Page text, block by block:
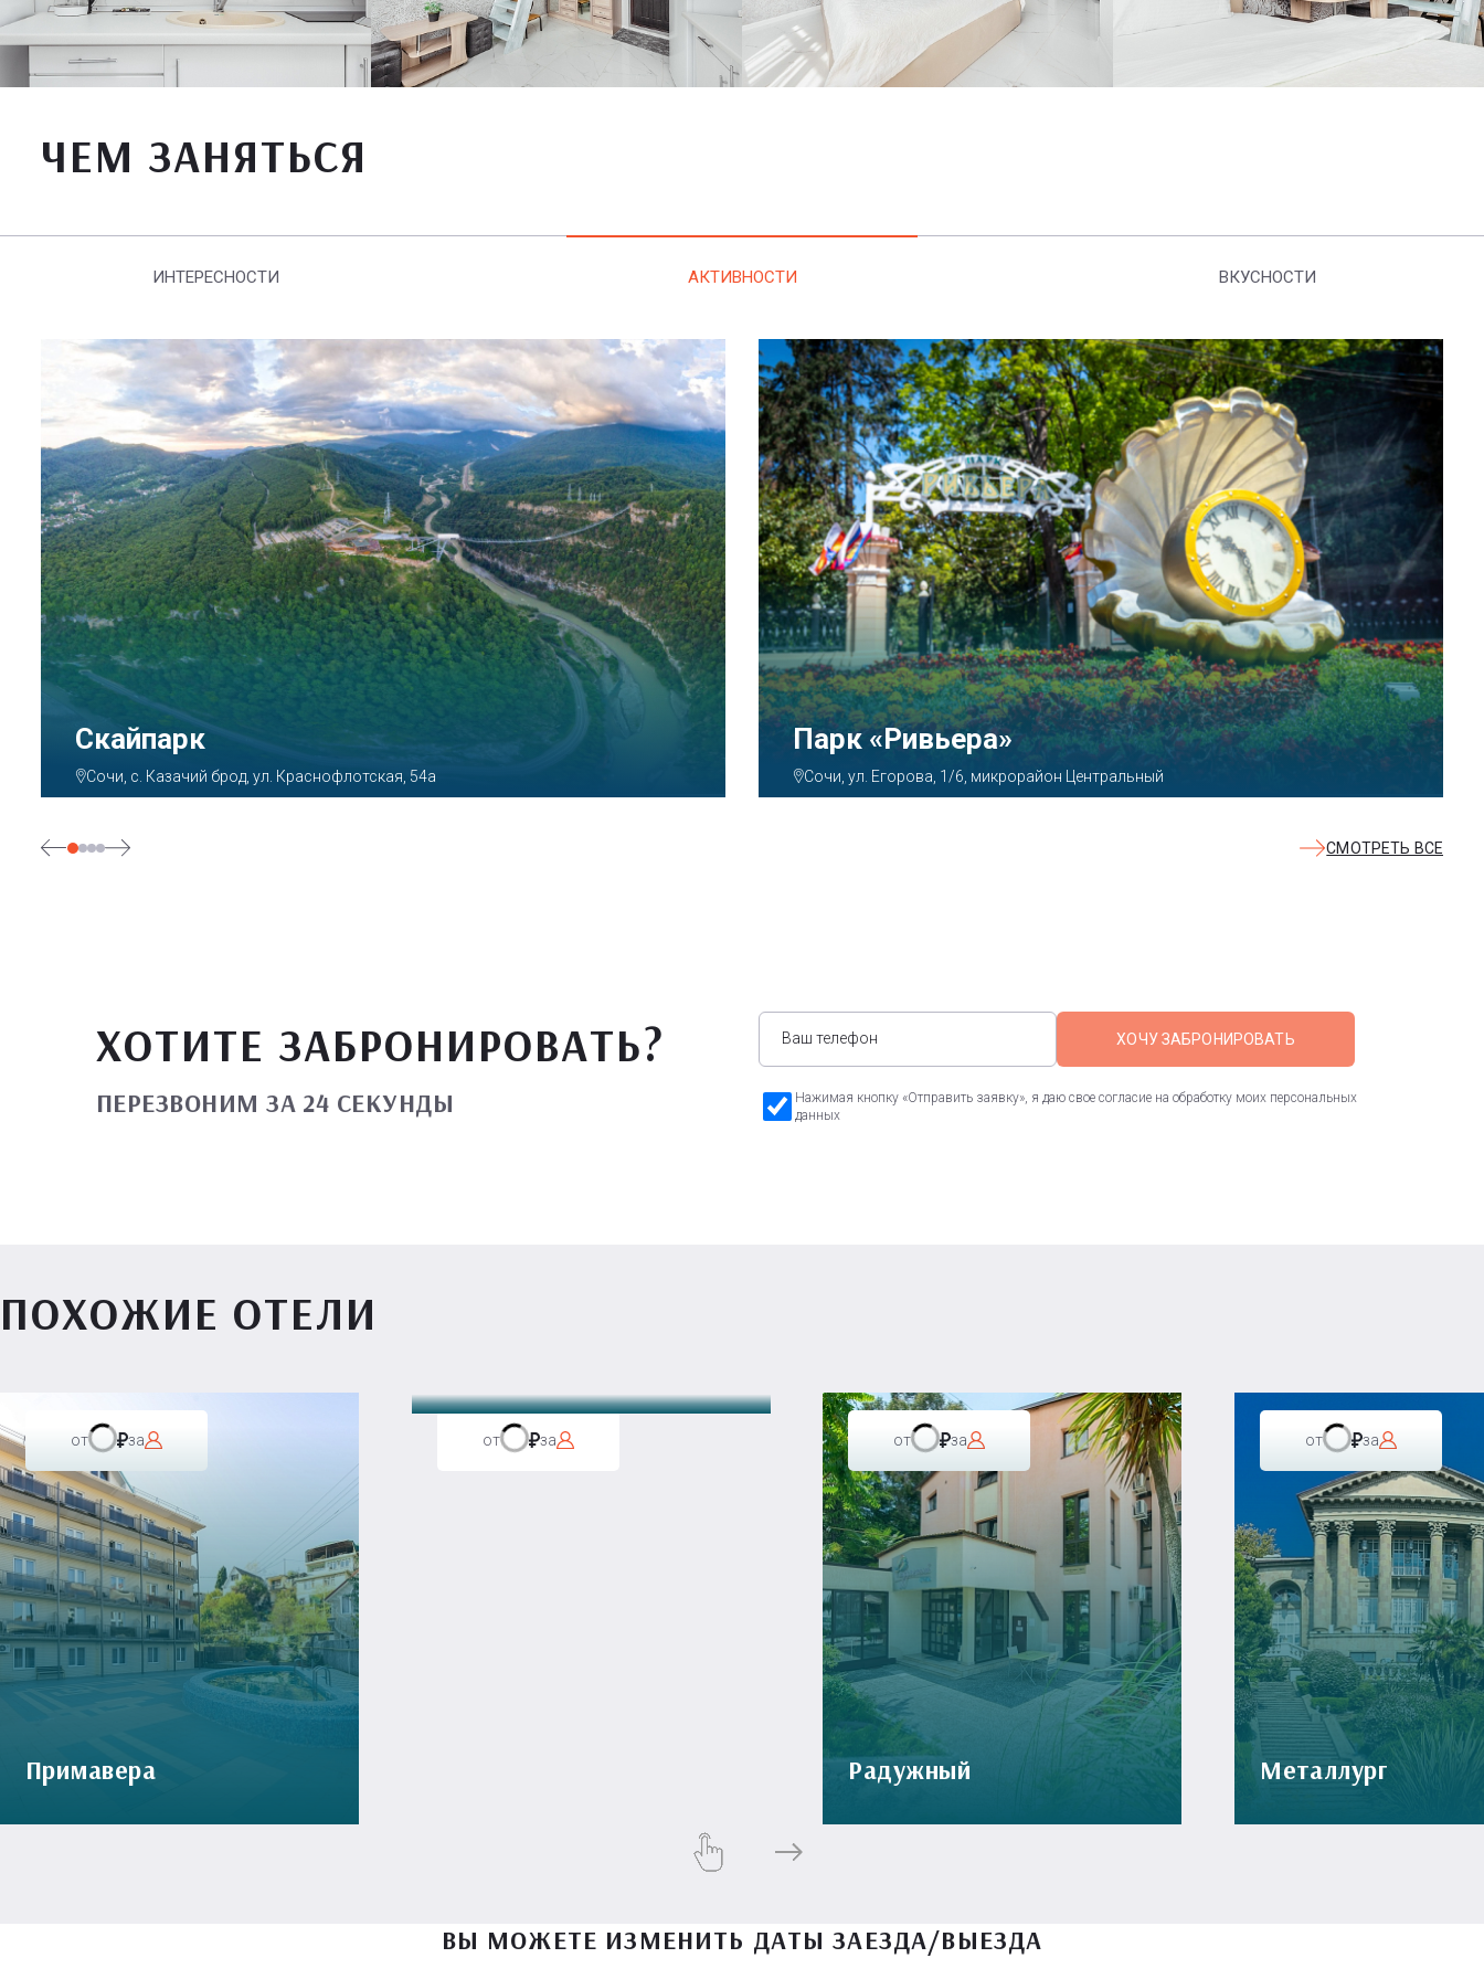
ЧЕМ ЗАНЯТЬСЯ
ИНТЕРЕСНОСТИ АКТИВНОСТИ ВКУСНОСТИ
Парк «Ривьера»
Сочи, ул. Егорова, 1/6, микрорайон Центральный
Аквапарк «АКВАЛОО»
Сочи, ул. Декабристов, 78б
СМОТРЕТЬ ВСЕ
ХОТИТЕ ЗАБРОНИРОВАТЬ?
ПЕРЕЗВОНИМ ЗА 24 СЕКУНДЫ
ХОЧУ ЗАБРОНИРОВАТЬ
Нажимая кнопку «Отправить заявку», я даю свое согласие на обработку моих персональных
данных
ПОХОЖИЕ ОТЕЛИ
от за
Примавера
от за от за
Радужный
от за
Металлург
ВЫ МОЖЕТЕ ИЗМЕНИТЬ ДАТЫ ЗАЕЗДА/ВЫЕЗДА